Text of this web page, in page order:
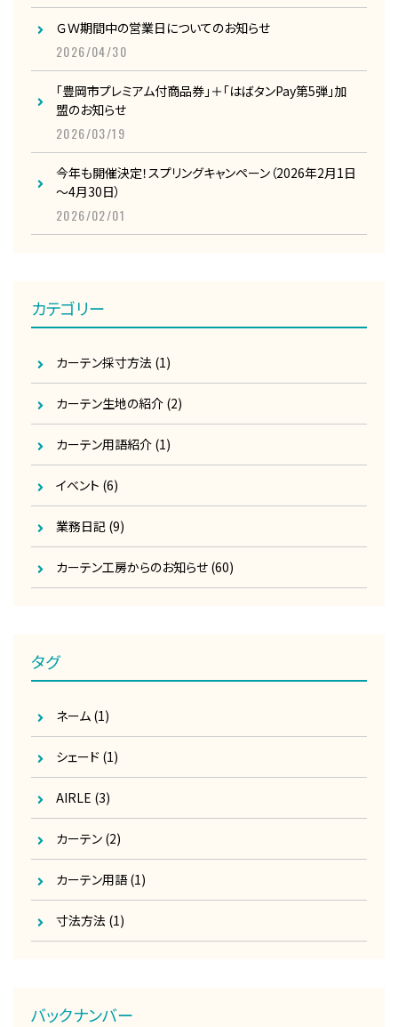
ＧＷ期間中の営業日についてのお知らせ
2026/04/30
「豊岡市プレミアム付商品券」＋「はばタンPay第5弾」加
盟のお知らせ
2026/03/19
今年も開催決定！スプリングキャンペーン（2026年2月1日
～4月30日）
2026/02/01
カテゴリー
カーテン採寸方法 (1)
カーテン生地の紹介 (2)
カーテン用語紹介 (1)
イベント (6)
業務日記 (9)
カーテン工房からのお知らせ (60)
タグ
寸法方法 (1)
カーテン用語(1)
カーテン (2)
AIRLE (3)
シェード (1)
ネーム (1)
バックナンバー